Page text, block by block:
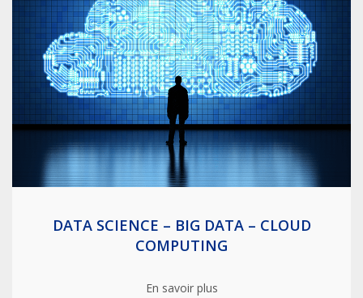
DATA SCIENCE – BIG DATA – CLOUD
COMPUTING
En savoir plus